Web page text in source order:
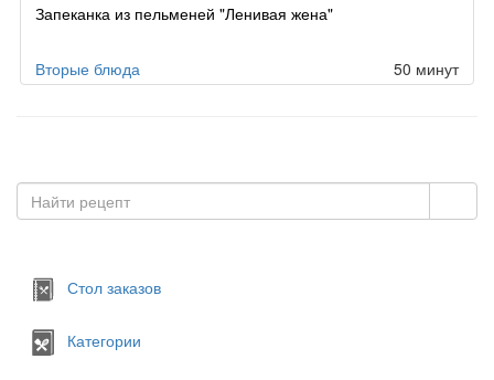
Запеканка из пельменей "Ленивая жена"
Вторые блюда 50 минут
Стол заказов
Категории